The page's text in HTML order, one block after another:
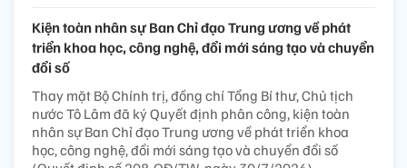
Kiện toàn nhân sự Ban Chỉ đạo Trung ương về phát
triển khoa học, công nghệ, đổi mới sáng tạo và chuyển
đổi số
Thay mặt Bộ Chính trị, đồng chí Tổng Bí thư, Chủ tịch
nước Tô Lâm đã ký Quyết định phân công, kiện toàn
nhân sự Ban Chỉ đạo Trung ương về phát triển khoa
học, công nghệ, đổi mới sáng tạo và chuyển đổi số